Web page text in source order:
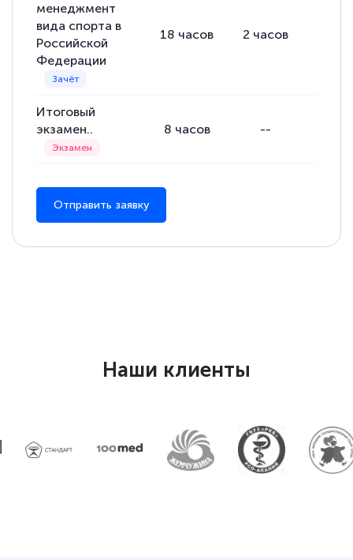
менеджмент
вида спорта в
Российской
Федерации
18 часов 2 часов
Итоговый
экзамен..
8 часов --
Отправить заявку
Наши клиенты